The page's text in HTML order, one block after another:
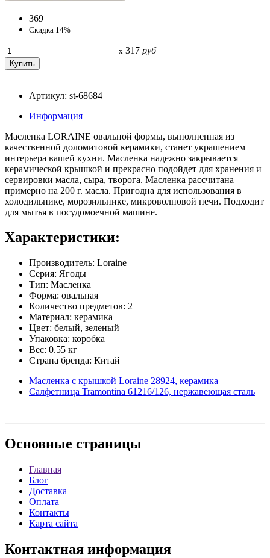
369
Скидка 14%
x 317 руб
Артикул: st-68684
Информация
Масленка LORAINE овальной формы, выполненная из
качественной доломитовой керамики, станет украшением
интерьера вашей кухни. Масленка надежно закрывается
керамической крышкой и прекрасно подойдет для хранения и
сервировки масла, сыра, творога. Масленка рассчитана
примерно на 200 г. масла. Пригодна для использования в
холодильнике, морозильнике, микроволновой печи. Подходит
для мытья в посудомоечной машине.
Характеристики:
Производитель: Loraine
Серия: Ягоды
Тип: Масленка
Форма: овальная
Количество предметов: 2
Материал: керамика
Цвет: белый, зеленый
Упаковка: коробка
Вес: 0.55 кг
Страна бренда: Китай
Масленка с крышкой Loraine 28924, керамика
Салфетница Tramontina 61216/126, нержавеющая сталь
Основные страницы
Главная
Блог
Доставка
Оплата
Контакты
Карта сайта
Контактная информация